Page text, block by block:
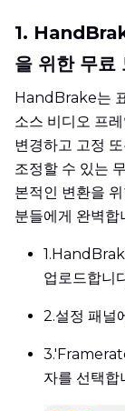
1.
을 위한 무료
HandBrake는
소스 비디오 프
변경하고 고정
조정할 수 있는
본적인 변환을
분들에게 완벽합
1.
업로드합니
2.설정 패널
3.
자를 선택합